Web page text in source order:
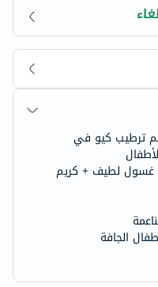
ترطيب كيو في
غسول لطيف + كريم
الجافة